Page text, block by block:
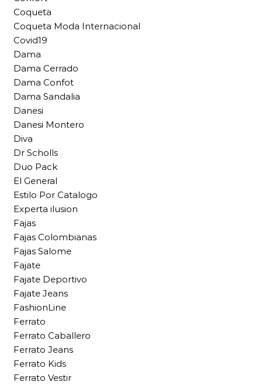
Coqueta
Coqueta Moda Internacional
Covid19
Dama
Dama Cerrado
Dama Confot
Dama Sandalia
Danesi
Danesi Montero
Diva
Dr Scholls
Duo Pack
El General
Estilo Por Catalogo
Experta ilusion
Fajas
Fajas Colombianas
Fajas Salome
Fajate
Fajate Deportivo
Fajate Jeans
FashionLine
Ferrato
Ferrato Caballero
Ferrato Jeans
Ferrato Kids
Ferrato Vestir